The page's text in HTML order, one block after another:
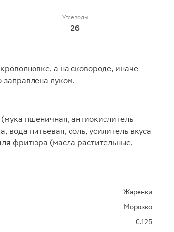
Углеводы
26
а на сковороде, иначе
луком.
пшеничная, антиокислитель
питьевая, соль, усилитель вкуса
фритюра (масла растительные,
Жаренки
Морозко
0.125